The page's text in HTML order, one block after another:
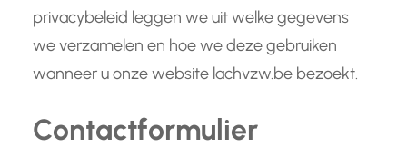
privacybeleid leggen we uit welke gegevens
we verzamelen en hoe we deze gebruiken
wanneer u onze website lachvzw.be bezoekt.
Contactformulier